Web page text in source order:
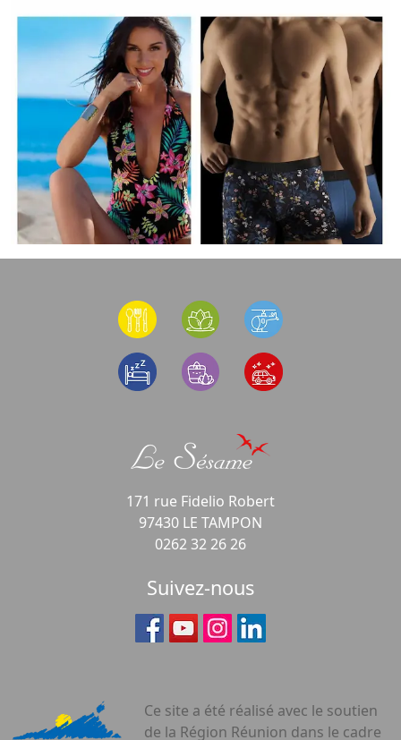
171 rue Fidelio Robert
97430 LE TAMPON
0262 32 26 26
Suivez-nous
Ce site a été réalisé avec le soutien
de la Région Réunion dans le cadre